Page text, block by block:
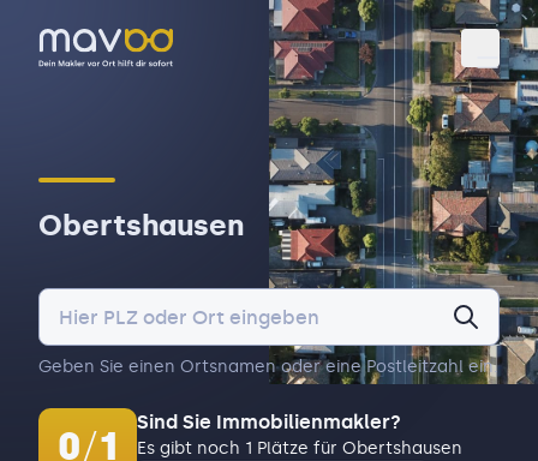
Obertshausen
Geben Sie einen Ortsnamen oder eine Postleitzahl ein.
0/1
Sind Sie Immobilienmakler?
Es gibt noch 1 Plätze für Obertshausen